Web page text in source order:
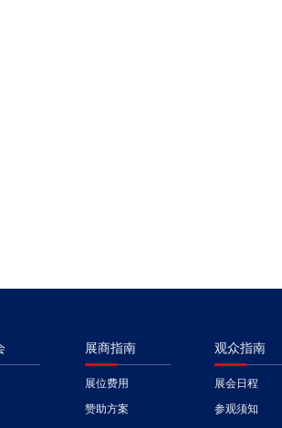
展商指南
展位费用
赞助方案
观众指南
展会日程
参观须知